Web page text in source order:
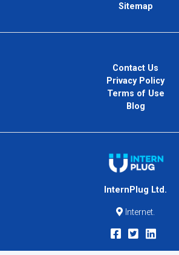
Sitemap
Contact Us
Privacy Policy
Terms of Use
Blog
InternPlug Ltd.
Internet.